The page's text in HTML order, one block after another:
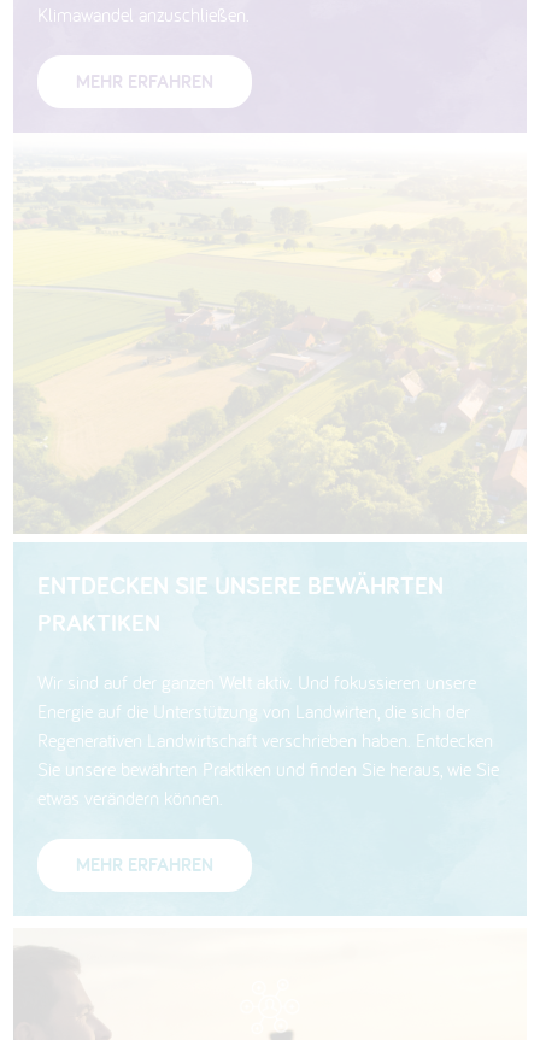
Klimawandel anzuschließen.
MEHR ERFAHREN
ENTDECKEN SIE UNSERE BEWÄHRTEN
PRAKTIKEN
Wir sind auf der ganzen Welt aktiv. Und fokussieren unsere
Energie auf die Unterstützung von Landwirten, die sich der
Regenerativen Landwirtschaft verschrieben haben. Entdecken
Sie unsere bewährten Praktiken und finden Sie heraus, wie Sie
etwas verändern können.
MEHR ERFAHREN